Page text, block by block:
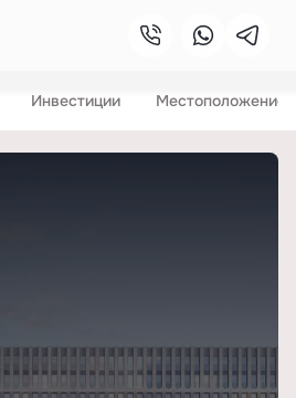
Инвестиции Местоположение